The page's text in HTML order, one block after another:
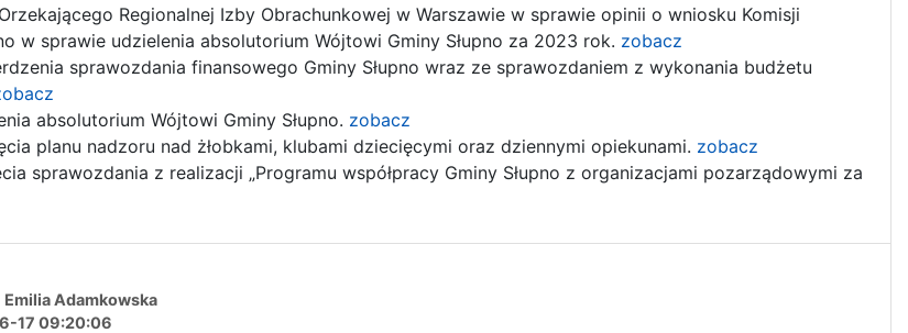
Regionalnej Izby Obrachunkowej w Warszawie w sprawie opinii o wniosku Komisji
w sprawie udzielenia absolutorium Wójtowi Gminy Słupno za 2023 rok. zobacz
sprawozdania finansowego Gminy Słupno wraz ze sprawozdaniem z wykonania budżetu
absolutorium Wójtowi Gminy Słupno. zobacz
planu nadzoru nad żłobkami, klubami dziecięcymi oraz dziennymi opiekunami. zobacz
sprawozdania z realizacji „Programu współpracy Gminy Słupno z organizacjami pozarządowymi za
Emilia Adamkowska
17 09:20:06